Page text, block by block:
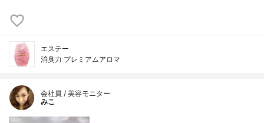
エステー
消臭力 プレミアムアロマ
会社員 / 美容モニター
みこ